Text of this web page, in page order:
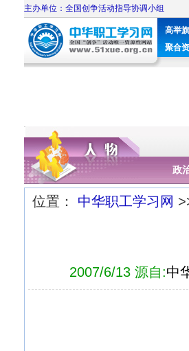
主办单位：全国创争活动指导协调小组
高举
聚合
政
位置： 中华职工学习网
2007/6/13 源自:中